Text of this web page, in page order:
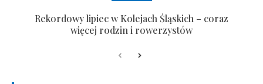
Rekordowy lipiec w Kolejach Śląskich – coraz
więcej rodzin i rowerzystów